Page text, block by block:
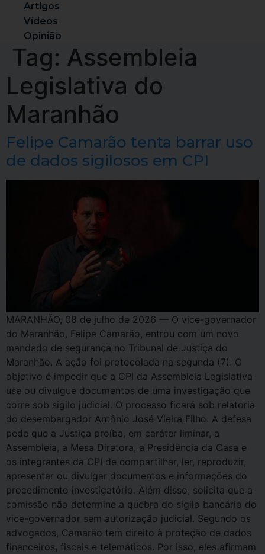
Artigos
Vídeos
Opinião
Tag: Assembleia
Legislativa do
Maranhão
Felipe Camarão tenta barrar uso
de dados sigilosos em CPI
MARANHÃO, 08 de julho de 2026 — O vice-governador
do Maranhão, Felipe Camarão, entrou com um novo
mandado de segurança no Tribunal de Justiça do
Maranhão. A ação foi protocolada na segunda (7). O
objetivo é impedir que a CPI da Assembleia Legislativa
use ou divulgue documentos de uma investigação que
corre sob sigilo judicial. O processo ficará sob relatoria
do desembargador Antônio José Vieira Filho. A defesa
pede que a Justiça proíba, em caráter liminar, a
Assembleia, a Mesa Diretora, a Presidência da Casa e
os integrantes da CPI de compartilhar, ler, reproduzir,
apresentar ou divulgar documentos e informações do
procedimento investigatório. Além disso, solicita que a
comissão não determine a quebra do sigilo bancário do
vice-governador sem autorização judicial. Segundo os
advogados, Camarão tem direito à proteção de dados
financeiros, fiscais e telemáticos. Por isso, eles afirmam